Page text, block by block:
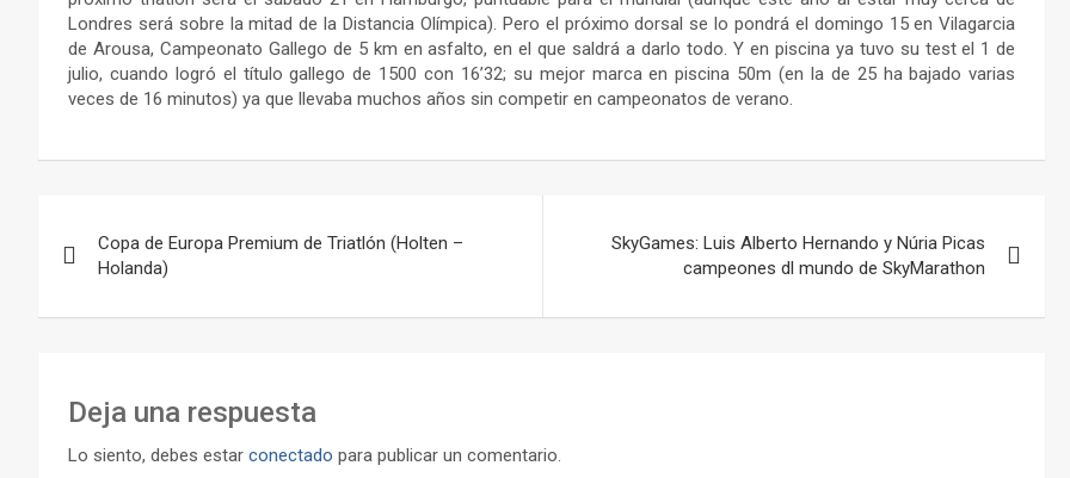
Londres será sobre la mitad de la Distancia Olímpica). Pero el próximo dorsal se lo pondrá el domingo 15 en Vilagarcia
de Arousa, Campeonato Gallego de 5 km en asfalto, en el que saldrá a darlo todo. Y en piscina ya tuvo su test el 1 de
julio, cuando logró el título gallego de 1500 con 16’32; su mejor marca en piscina 50m (en la de 25 ha bajado varias
veces de 16 minutos) ya que llevaba muchos años sin competir en campeonatos de verano.
de
entradas
Copa de Europa Premium de Triatlón (Holten –
Holanda)
SkyGames: Luis Alberto Hernando y Núria Picas
campeones dl mundo de SkyMarathon
Deja una respuesta
Lo siento, debes estar conectado para publicar un comentario.